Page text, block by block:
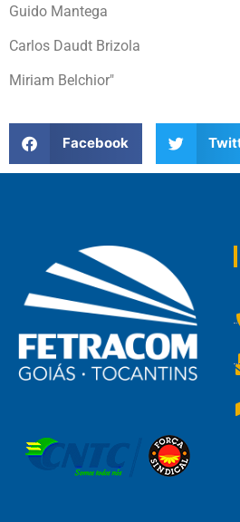
Guido Mantega
Carlos Daudt Brizola
Miriam Belchior"
Facebook